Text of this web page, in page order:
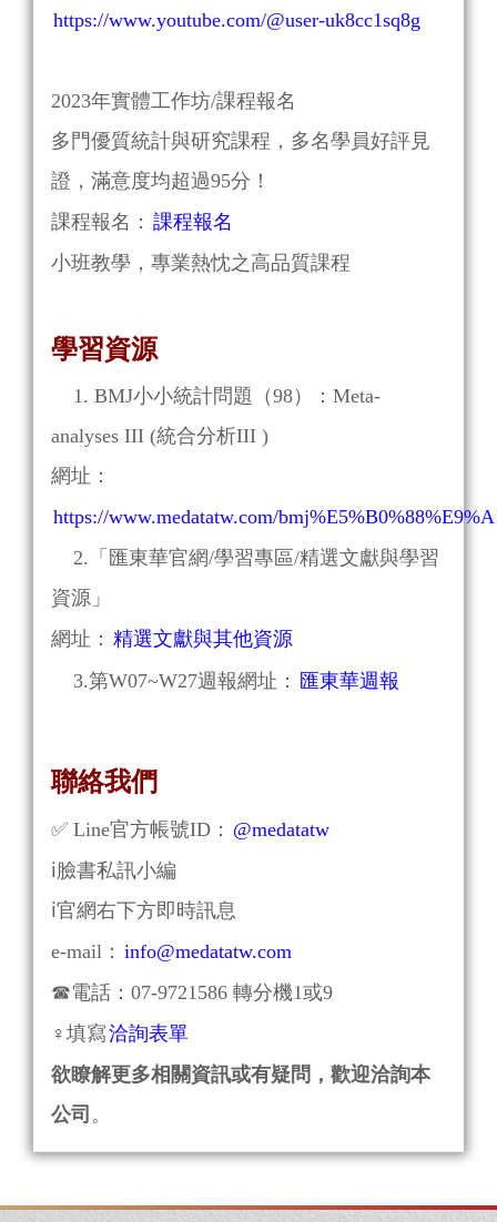
https://www.youtube.com/@user-uk8cc1sq8g
2023年實體工作坊/課程報名
多門優質統計與研究課程，多名學員好評見
證，滿意度均超過95分！
課程報名： 課程報名
小班教學，專業熱忱之高品質課程
學習資源
1. BMJ小小統計問題（98）：Meta-
analyses III (統合分析III )
網址：
https://www.medatatw.com/
2.「匯東華官網/學習專區/精選文獻與學習
資源」
網址： 精選文獻與其他資源
3.第W07~W27週報網址： 匯東華週報
聯絡我們
✅Line官方帳號ID： @medatatw
ℹ臉書私訊小編
ℹ官網右下方即時訊息
e-mail： info@medatatw.com
☎電話：07-9721586 轉分機1或9
‍♀️填寫洽詢表單
欲瞭解更多相關資訊或有疑問，歡迎洽詢本
公司 。